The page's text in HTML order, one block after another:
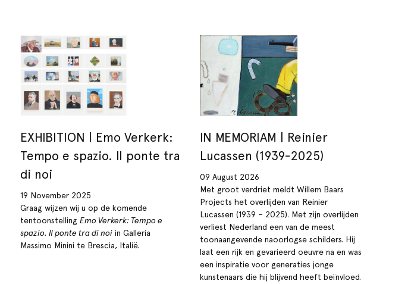
EXHIBITION | Emo Verkerk:
Tempo e spazio. Il ponte tra
di noi
19 November 2025
Graag wijzen wij u op de komende
tentoonstelling Emo Verkerk: Tempo e
spazio. Il ponte tra di noi in Galleria
Massimo Minini te Brescia, Italië.
IN MEMORIAM | Reinier
Lucassen (1939-2025)
09 August 2026
Met groot verdriet meldt Willem Baars
Projects het overlijden van Reinier
Lucassen (1939 – 2025). Met zijn overlijden
verliest Nederland een van de meest
toonaangevende naoorlogse schilders. Hij
laat een rijk en gevarieerd oeuvre na en was
een inspiratie voor generaties jonge
kunstenaars die hij blijvend heeft beïnvloed.